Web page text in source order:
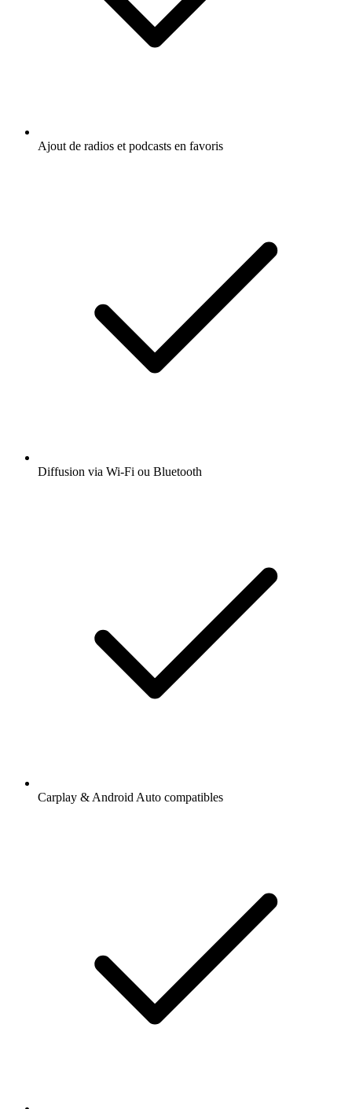
Ajout de radios et podcasts en favoris
Diffusion via Wi-Fi ou Bluetooth
Carplay & Android Auto compatibles